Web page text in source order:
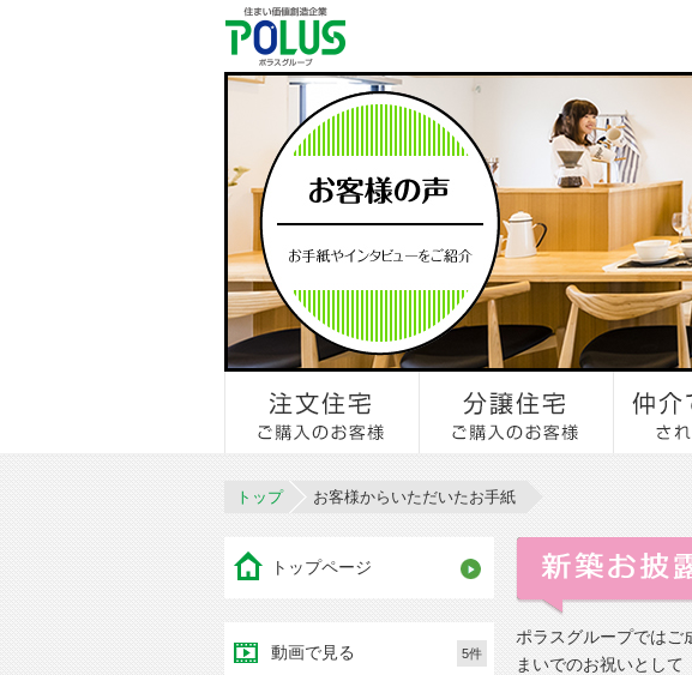
トップ お客様からいただいたお手紙
ポラスグループではご
まいでのお祝いとして
トップページ
動画で見る 5件